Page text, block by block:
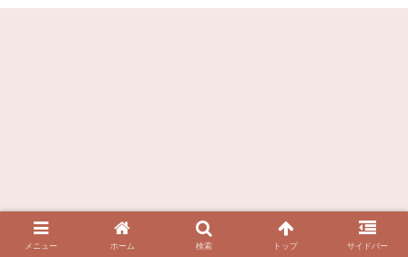
メニュー ホーム 検索 トップ サイドバー